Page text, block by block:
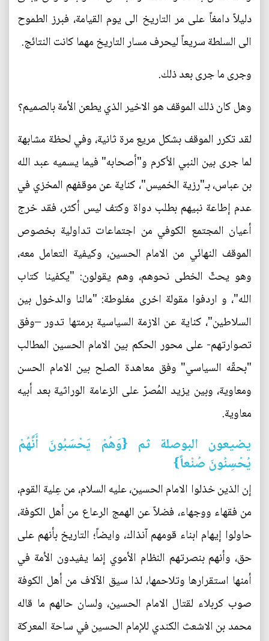
دليلاً دامغاً على مر التاريخ الى يوم القيامة، فبرز الطموح
الى السلطة سريعاً ليحرف مسار التاريخ مهما كانت النتائج.
وجرى ما جرى بعد ذلك.
وهل كان ذلك الموقف هو الاخير الذي يطعن الأمة بالصميم؟
لقد تكرر الموقف بشكل مريع مرة ثانية، وفي لحظة مشابهة
لما جرى بين النبي الأكرم و"أصحابه" فيما يسميه عبد الله
بن عباس، بـ"رزية الخميس"، كناية عن موقفهم المخزي في
عدم إطاعة نبيهم بطلب دواة وكتف ليس أكثر، فقد خرج
أعيان المجتمع الكوفي من اجتماعات تداولية بخصوص
الموقف النهائي من الامام الحسين، وكيفية التعامل معه،
وهو يحثّ الخطى نحوهم، وهم يقولون: "يكفينا كتاب
الله"، و اردفوا مقولة اخرى مغلوطة: "مالنا والدخول بين
السلاطين"، كناية عن الازمة السياسية برمتها تدور –وفق
تصوارتهم- على محور الحكم بين الامام الحسين المطالب
"بحقّه السياسي" وفق معاهدة الصلح بين الامام الحسن
ومعاوية، وبين يزيد المُصرّ على الزعامة الوراثية بعد أبيه
معاوية.
يضيعون البوصلة ثم {وَهُمْ يَحْسَبُونَ أَنَّهُمْ
يُحْسِنُونَ صُنْعاً}
إن الذين خذلوا الامام الحسين، عليه السلام، من عِلية القوم،
من فقهاء ووجهاء، فضلاً عن الهمج الرعاع من أهل الكوفة،
حاولوا إيهام ابناء قومهم آنذاك، وايضاً؛ التاريخ بأنهم على
حق، وأنهم بنصرتهم النظام الأموي إنما يفيدون الأمة في
أمنها استقرارها وتلاحمها، لذا سيق الآلاف من أهل الكوفة
صوب كربلاء لقتال الامام الحسين، ولسان حالهم ما قاله
محمد بن الاشعث الكندي للإمام الحسين في ساحة المعركة